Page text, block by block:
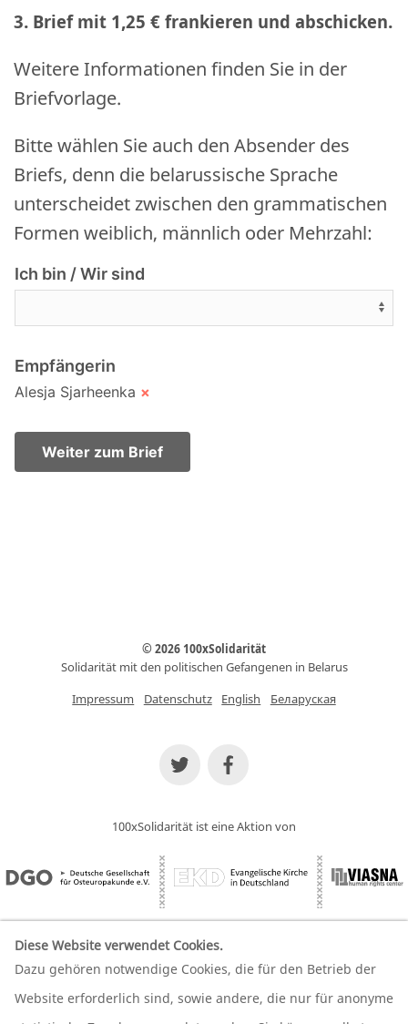
3. Brief mit 1,25 € frankieren und abschicken.
Weitere Informationen finden Sie in der
Briefvorlage.
Bitte wählen Sie auch den Absender des
Briefs, denn die belarussische Sprache
unterscheidet zwischen den grammatischen
Formen weiblich, männlich oder Mehrzahl:
Ich bin / Wir sind
Empfängerin
Alesja Sjarheenka ×
Weiter zum Brief
© 2026 100xSolidarität
Solidarität mit den politischen Gefangenen in Belarus
Impressum
Datenschutz English Беларуская
100xSolidarität ist eine Aktion von
Diese Website verwendet Cookies.
Dazu gehören notwendige Cookies, die für den Betrieb der
Website erforderlich sind, sowie andere, die nur für anonyme